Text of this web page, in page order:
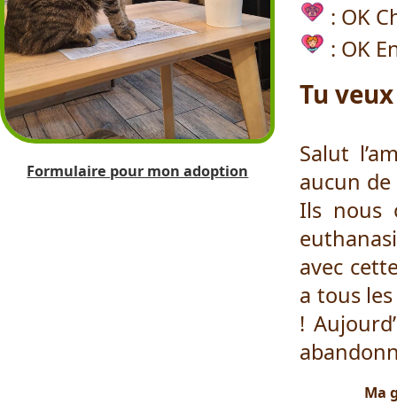
Formulaire pour mon adoption
: OK
: OK
Tu
Salut
aucun
Ils nous
avec
a tous
!
Ma